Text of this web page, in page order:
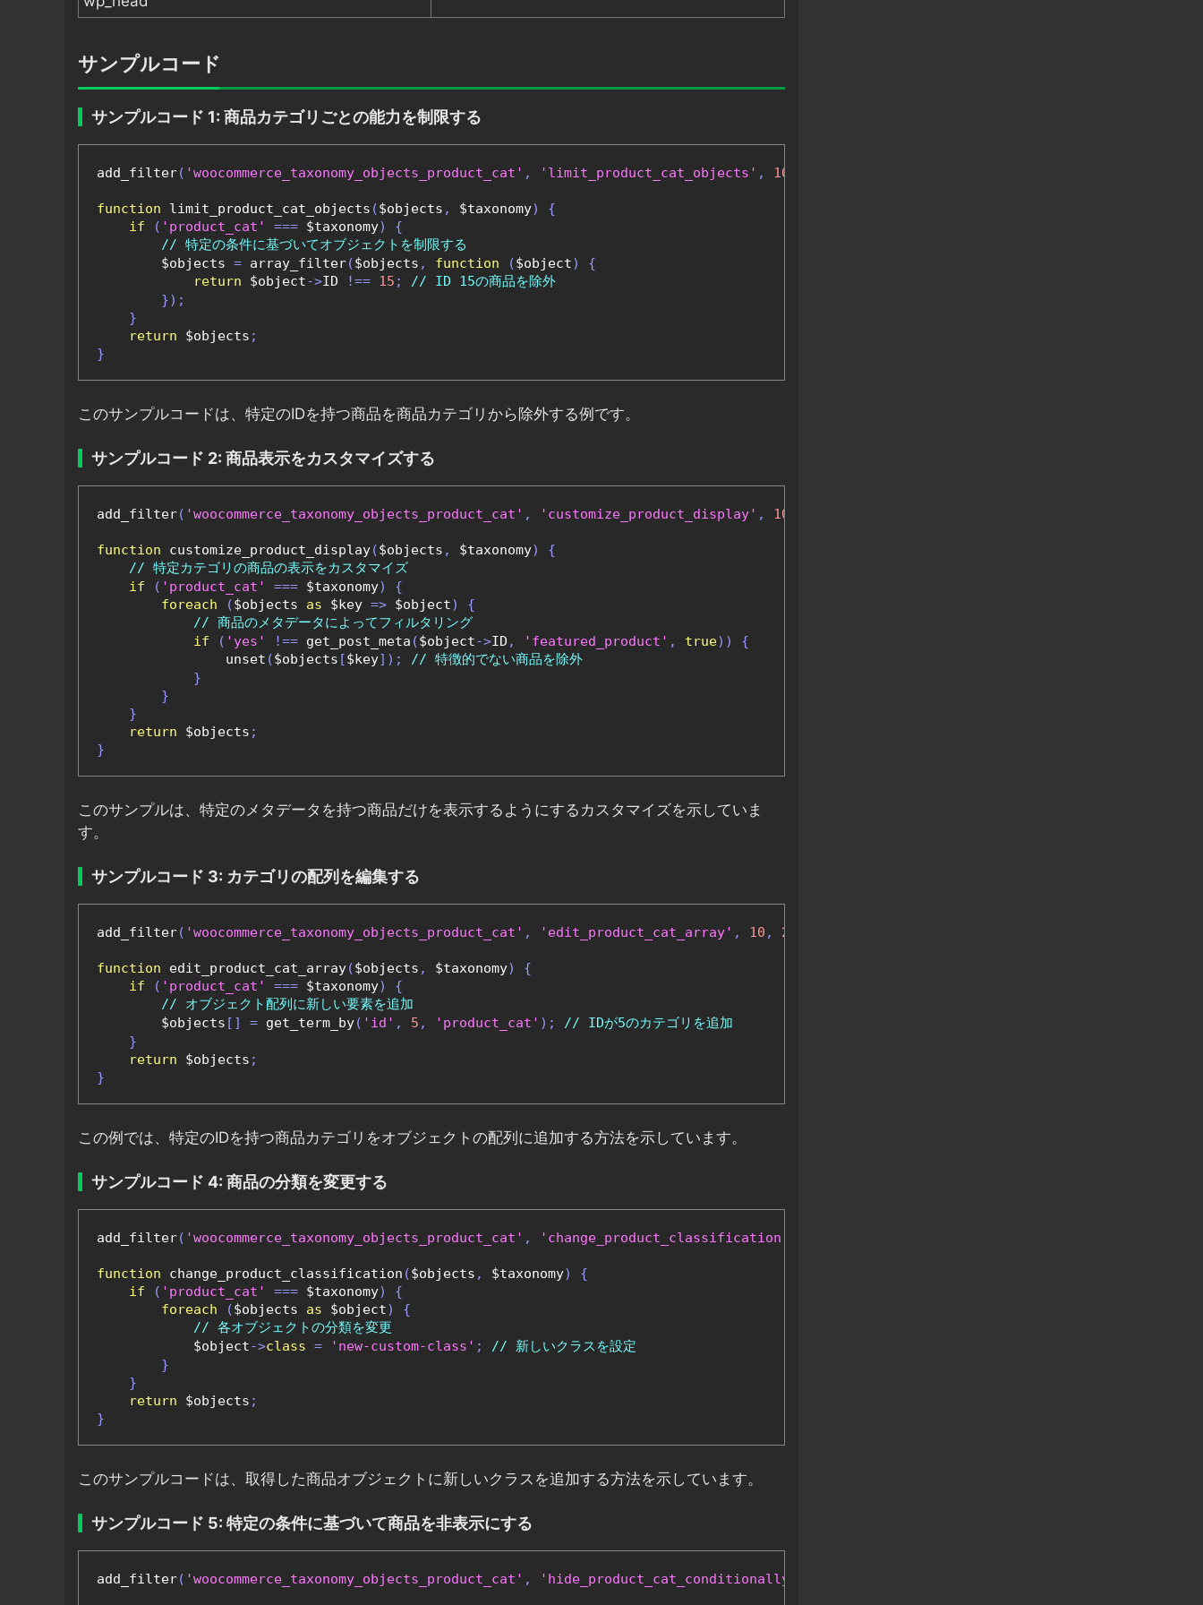
サンプルコード
サンプルコード 1: 商品カテゴリごとの能力を制限する
add_filter( 'woocommerce_taxonomy_objects_product_cat' , 'limit_product_cat_objects' , 10
function limit_product_cat_objects ($objects , $taxonomy)
{
if
( 'product_cat' === $taxonomy)
{
// 特定の条件に基づいてオブジェクトを制限する
        $objects
= array_filter($objects , function ($object)
{
return $object->ID !== 15 ;
// ID 15の商品を除外
});
}
return $objects ;
}
このサンプルコードは、特定のIDを持つ商品を商品カテゴリから除外する例です。
サンプルコード 2: 商品表示をカスタマイズする
add_filter( 'woocommerce_taxonomy_objects_product_cat' , 'customize_product_display' , 10
function customize_product_display($objects , $taxonomy)
{
// 特定カテゴリの商品の表示をカスタマイズ
if
( 'product_cat' === $taxonomy)
{
foreach
($objects as $key => $object)
{
// 商品のメタデータによってフィルタリング
if
( 'yes' !== get_post_meta ($object->ID , 'featured_product' , true))
{
                unset
($objects [$key]);
// 特徴的でない商品を除外
}
}
}
return $objects ;
}
このサンプルは、特定のメタデータを持つ商品だけを表示するようにするカスタマイズを示していま
す。
サンプルコード 3: カテゴリの配列を編集する
add_filter( 'woocommerce_taxonomy_objects_product_cat' , 'edit_product_cat_array' , 10 , 2
function edit_product_cat_array($objects , $taxonomy)
{
if
( 'product_cat' === $taxonomy)
{
// オブジェクト配列に新しい要素を追加
        $objects
[] = get_term_by( 'id' , 5 , 'product_cat' );
// IDが5のカテゴリを追加
}
return $objects ;
}
この例では、特定のIDを持つ商品カテゴリをオブジェクトの配列に追加する方法を示しています。
サンプルコード 4: 商品の分類を変更する
add_filter( 'woocommerce_taxonomy_objects_product_cat' , 'change_product_classification'
function change_product_classification ($objects , $taxonomy)
{
if
( 'product_cat' === $taxonomy)
{
foreach
($objects as $object)
{
// 各オブジェクトの分類を変更
            $object
->class = 'new-custom-class' ;
// 新しいクラスを設定
}
}
return $objects ;
}
このサンプルコードは、取得した商品オブジェクトに新しいクラスを追加する方法を示しています。
サンプルコード 5: 特定の条件に基づいて商品を非表示にする
add_filter( 'woocommerce_taxonomy_objects_product_cat' , 'hide_product_cat_conditionally'